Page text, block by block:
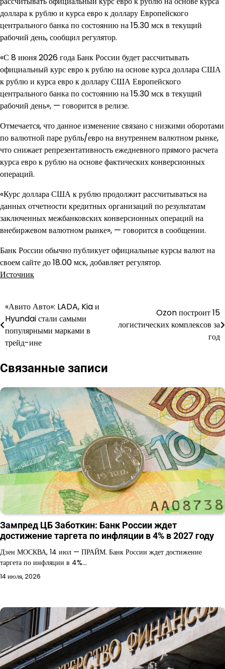
доллара к рублю и курса евро к доллару Европейского
центрального банка по состоянию на 15.30 мск в текущий
рабочий день, сообщил регулятор.
«С 8 июня 2026 года Банк России будет рассчитывать
официальный курс евро к рублю на основе курса доллара США
к рублю и курса евро к доллару США Европейского
центрального банка по состоянию на 15.30 мск в текущий
рабочий день», — говорится в релизе.
Отмечается, что данное изменение связано с низкими оборотами
по валютной паре рубль/евро на внутреннем валютном рынке,
что снижает репрезентативность ежедневного прямого расчета
курса евро к рублю на основе фактических конверсионных
операций.
«Курс доллара США к рублю продолжит рассчитываться на
данных отчетности кредитных организаций по результатам
заключенных межбанковских конверсионных операций на
внебиржевом валютном рынке», — говорится в сообщении.
Банк России обычно публикует официальные курсы валют на
своем сайте до 18.00 мск, добавляет регулятор.
Источник
Навигация
по
записям
«Авито Авто»: LADA, Kia и
Hyundai стали самыми
популярными марками в
трейд-ине
Ozon построит 15
логистических комплексов за
год
Связанные записи
Зампред ЦБ Заботкин: Банк России ждет
достижение таргета по инфляции в 4% в 2027 году
Дзен МОСКВА, 14 июл — ПРАЙМ. Банк России ждет достижение
таргета по инфляции в 4%…
14 июля, 2026